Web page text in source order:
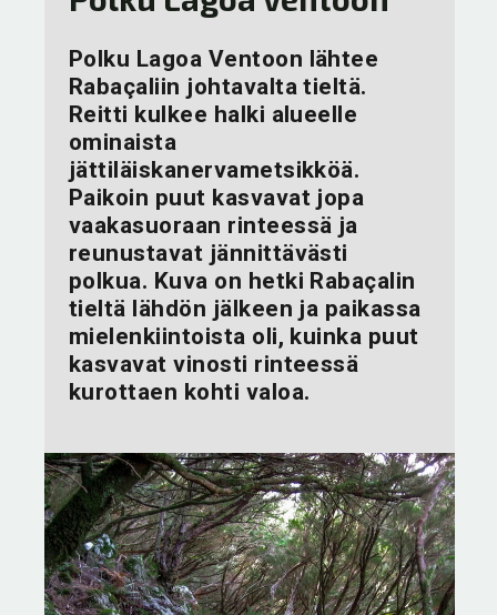
Polku Lagoa Ventoon lähtee
Rabaçaliin johtavalta tieltä.
Reitti kulkee halki alueelle
ominaista
jättiläiskanervametsikköä.
Paikoin puut kasvavat jopa
vaakasuoraan rinteessä ja
reunustavat jännittävästi
polkua. Kuva on hetki Rabaçalin
tieltä lähdön jälkeen ja paikassa
mielenkiintoista oli, kuinka puut
kasvavat vinosti rinteessä
kurottaen kohti valoa.